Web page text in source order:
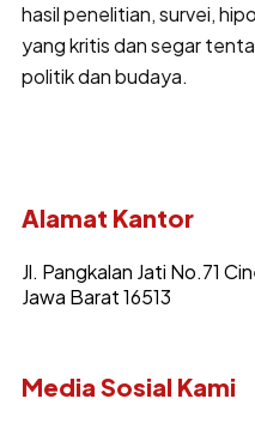
hasil penelitian, survei,
yang kritis dan segar
politik dan budaya.
Alamat Kantor
Jl. Pangkalan Jati No.71
Jawa Barat 16513
Media Sosial Kami